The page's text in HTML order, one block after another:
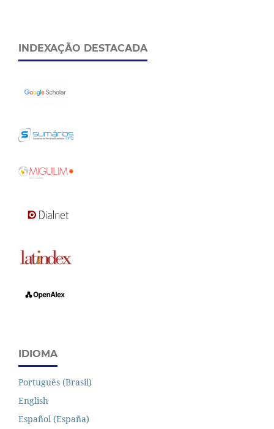
INDEXAÇÃO DESTACADA
IDIOMA
Português (Brasil)
English
Español (España)